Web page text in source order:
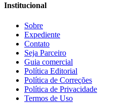
Institucional
Sobre
Expediente
Contato
Seja Parceiro
Guia comercial
Política Editorial
Política de Correções
Política de Privacidade
Termos de Uso